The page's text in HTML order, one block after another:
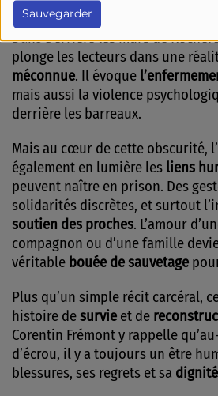
Sauvegarder
DansDerrière les murs de
plonge les lecteurs dans une
méconnue. Il évoque
mais aussi la violence
derrière les barreaux.
Mais au cœur de cette obscurité,
également en lumière les liens
peuvent naître en prison. Des
solidarités discrètes, et surtout
soutien des proches. L’amour
compagnon ou d’une famille
véritable bouée de sauvetage
Plus qu’un simple récit carcéral,
histoire desurvie et de
Corentin Frémont y rappelle
d’écrou, il y a toujours un être
blessures, ses regrets et sa dignité